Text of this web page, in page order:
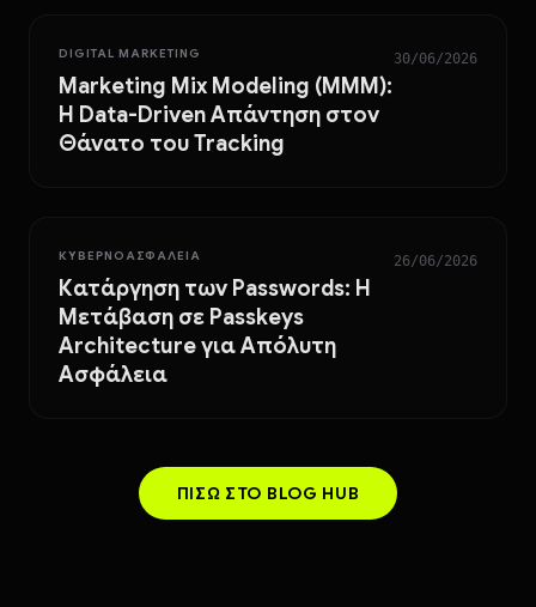
DIGITAL MARKETING
Marketing Mix Modeling (MMM):
Η Data-Driven Απάντηση στον
Θάνατο του Tracking
30/06/2026
ΚΥΒΕΡΝΟΑΣΦΆΛΕΙΑ
Κατάργηση των Passwords: Η
Μετάβαση σε Passkeys
Architecture για Απόλυτη
Ασφάλεια
26/06/2026
ΠΊΣΩ ΣΤΟ BLOG HUB